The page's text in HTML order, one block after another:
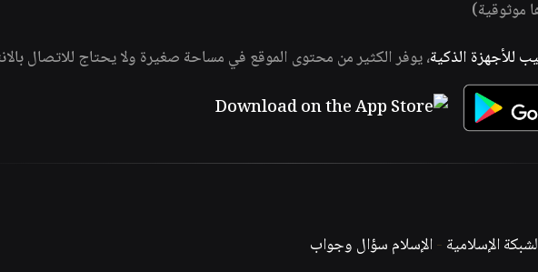
موثوقية)
للأجهزة الذكية، يوفر الكثير من محتوى الموقع في مساحة صغيرة ولا يحتاج للاتصال
الإسلامية -الإسلام سؤال وجواب